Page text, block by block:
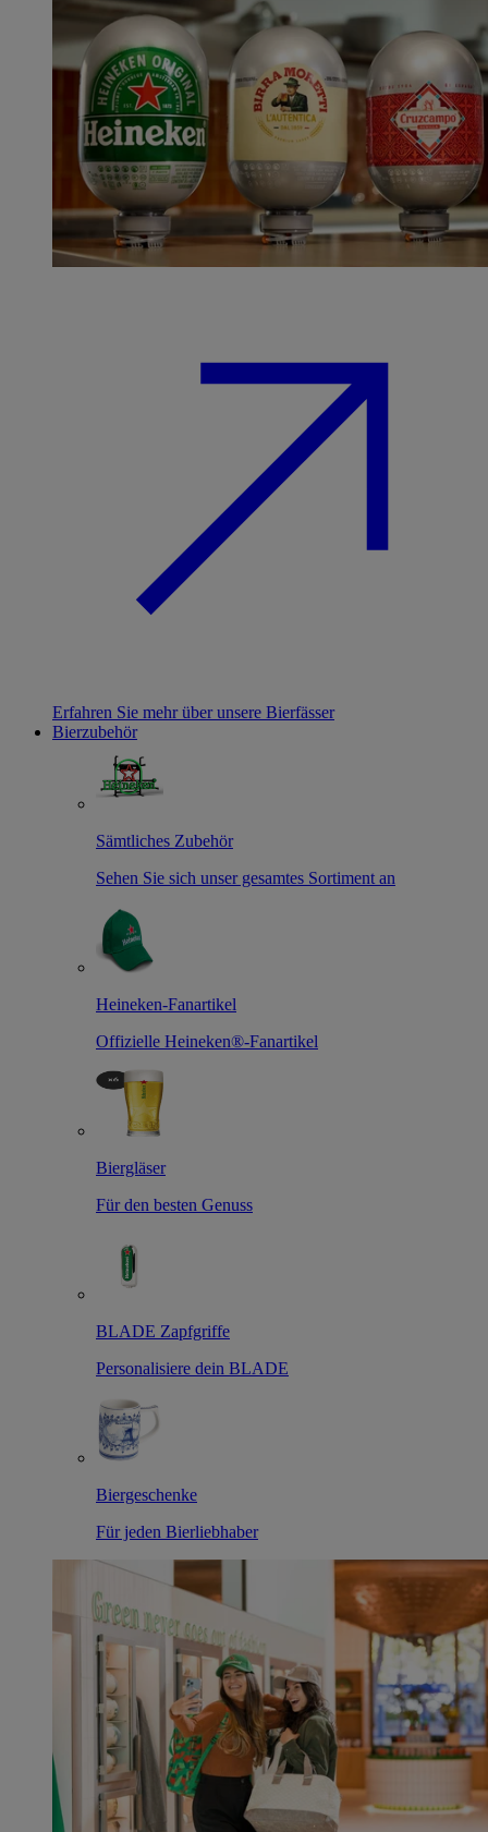
Erfahren Sie mehr über unsere Bierfässer
Bierzubehör
Sämtliches Zubehör
Sehen Sie sich unser gesamtes Sortiment an
Heineken-Fanartikel
Offizielle Heineken®-Fanartikel
Biergläser
Für den besten Genuss
BLADE Zapfgriffe
Personalisiere dein BLADE
Biergeschenke
Für jeden Bierliebhaber